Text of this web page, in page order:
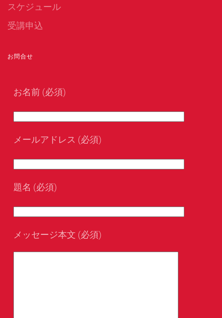
スケジュール
受講申込
お問合せ
お名前 (必須)
メールアドレス (必須)
題名 (必須)
メッセージ本文 (必須)